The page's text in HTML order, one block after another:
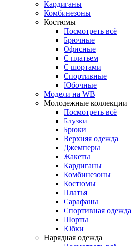
Кардиганы
Комбинезоны
Костюмы
Посмотреть всё
Брючные
Офисные
С платьем
С шортами
Спортивные
Юбочные
Модели на WB
Молодежные коллекции
Посмотреть всё
Блузки
Брюки
Верхняя одежда
Джемперы
Жакеты
Кардиганы
Комбинезоны
Костюмы
Платья
Сарафаны
Спортивная одежда
Шорты
Юбки
Нарядная одежда